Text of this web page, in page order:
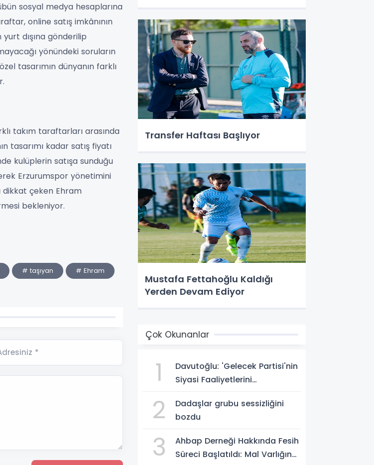
sosyal medya hesaplarına
online satış imkânının
dışına gönderilip
yönündeki soruların
tasarımın dünyanın farklı
takım taraftarları arasında
tasarımı kadar satış fiyatı
kulüplerin satışa sunduğu
Erzurumspor yönetimini
dikkat çeken Ehram
bekleniyor.
# taşıyan
# Ehram
*
Transfer Haftası Başlıyor
Mustafa Fettahoğlu Kaldığı
Yerden Devam Ediyor
Çok Okunanlar
1
Davutoğlu: 'Gelecek Partisi'nin
Siyasi Faaliyetlerini
2
Dadaşlar grubu sessizliğini
bozdu
3
Ahbap Derneği Hakkında Fesih
Süreci Başlatıldı: Mal Varlığına